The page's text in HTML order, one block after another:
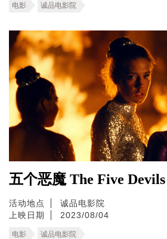
电影 诚品电影院
五个恶魔 The Five Devils
活动地点
诚品电影院
上映日期
2023/08/04
电影 诚品电影院